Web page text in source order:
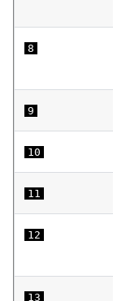
8
9
10
11
12
13